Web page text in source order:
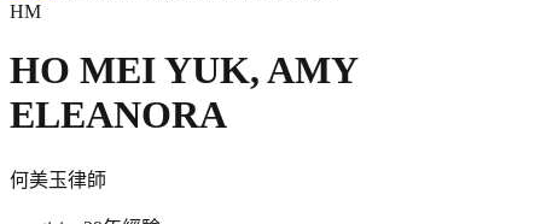
HM
HO MEI YUK, AMY
ELEANORA
何美玉律師